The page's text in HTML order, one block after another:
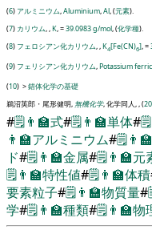
(6) アルミニウム,Aluminium,Al, (元素).
(7) カリウム,,K,=39.0983 g/mol, (化学種).
(8) フェロシアン化カリウム,,K4[Fe(CN)6],=
(9) フェリシアン化カリウム,Potassium
(10) >錯体化学の基礎
鵜沼英郎・尾形健明, 無機化学, 化学同人, , (
#🗒️👨‍🏫式#🗒️👨‍🏫単体#🗒️
👨‍🏫アルミニウム#🗒️👨‍🏫
ド#🗒️👨‍🏫金属#🗒️👨‍🏫元
🗒️👨‍🏫特性値#🗒️👨‍🏫体積
要素粒子#🗒️👨‍🏫物質量#
学#🗒️👨‍🏫種類#🗒️👨‍🏫物